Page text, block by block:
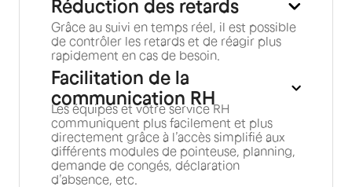
Réduction des retards
Grâce au suivi en temps réel, il est possible
de contrôler les retards et de réagir plus
rapidement en cas de besoin.
Facilitation de la
communication RH
Les équipes et votre service RH
communiquent plus facilement et plus
directement grâce à l’accès simplifié aux
différents modules de pointeuse, planning,
demande de congés, déclaration
d’absence, etc.